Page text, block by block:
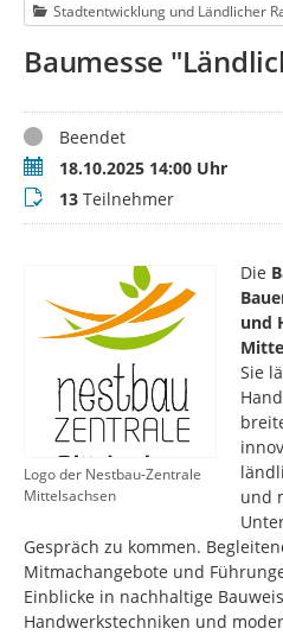
Stadtentwicklung und Ländlicher
Baumesse
StatusBeendet
Termin18.10.2025 14:00 Uhr
Teilnehmer
13 Teilnehmer
Logo der Nestbau-Zentrale
Mittelsachsen
Die
und
Sie
und
Gespräch zu kommen.
Mitmachangebote und
Einblicke in nachhaltige
Handwerkstechniken und